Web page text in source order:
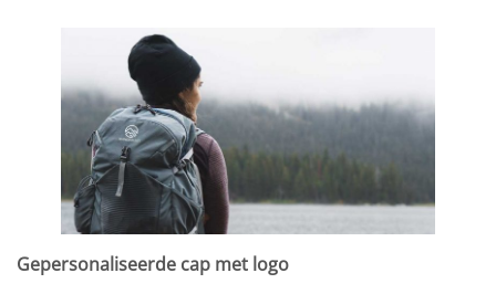
Gepersonaliseerde cap met logo